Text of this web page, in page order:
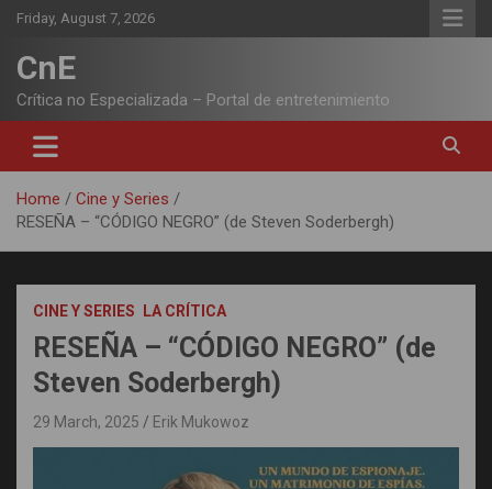
Skip
content
Friday, August 7, 2026
CnE
Crítica no Especializada – Portal de entretenimiento
Home
Cine y Series
RESEÑA – “CÓDIGO NEGRO” (de Steven Soderbergh)
CINE Y SERIES LA CRÍTICA
RESEÑA – “CÓDIGO NEGRO” (de
Steven Soderbergh)
29 March, 2025 Erik Mukowoz